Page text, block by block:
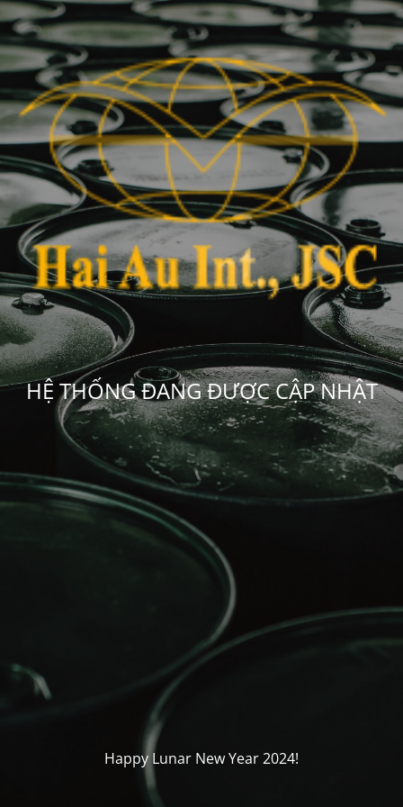
HỆ THỐNG ĐANG ĐƯỢC CẬP NHẬT
Happy Lunar New Year 2024!